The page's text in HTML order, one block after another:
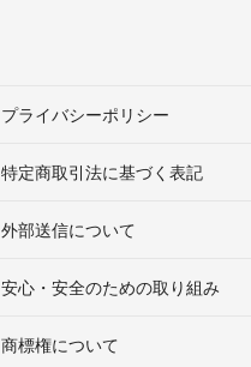
プライバシーポリシー
特定商取引法に基づく表記
外部送信について
安心・安全のための取り組み
商標権について